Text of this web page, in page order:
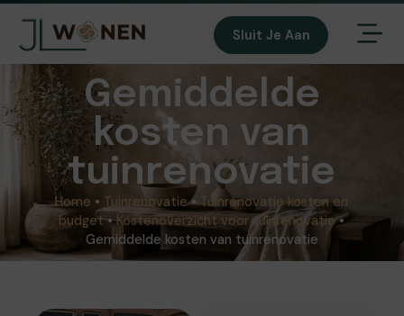
Sluit Je Aan
Gemiddelde
kosten van
tuinrenovatie
Home • Tuinrenovatie•Tuinrenovatie kosten en
budget•Kostenoverzicht voor tuinrenovatie•
Gemiddelde kosten van tuinrenovatie